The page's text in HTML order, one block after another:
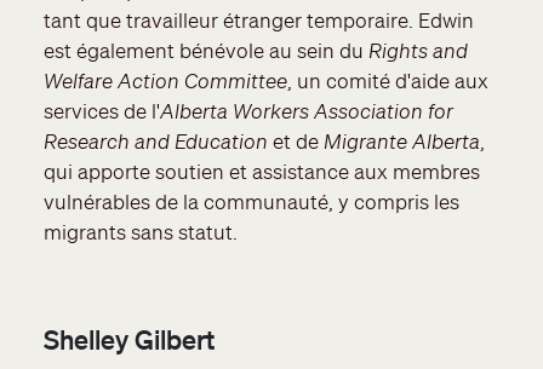
tant que travailleur étranger temporaire. Edwin
est également bénévole au sein du Rights and
Welfare Action Committee, un comité d'aide aux
services de l'Alberta Workers Association for
Research and Education et de Migrante Alberta,
qui apporte soutien et assistance aux membres
vulnérables de la communauté, y compris les
migrants sans statut.
Shelley Gilbert